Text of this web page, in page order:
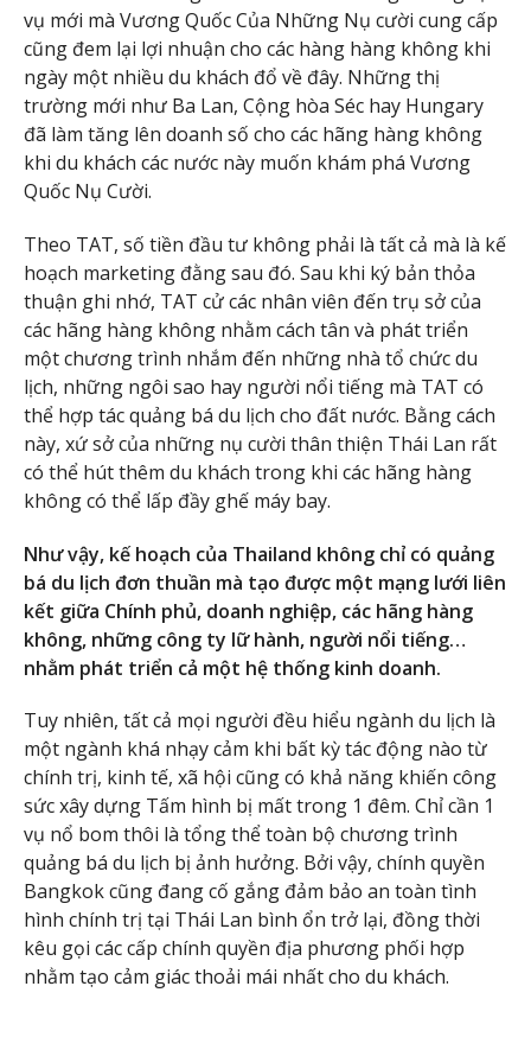
vụ mới mà Vương Quốc Của Những Nụ cười cung cấp
cũng đem lại lợi nhuận cho các hàng hàng không khi
ngày một nhiều du khách đổ về đây. Những thị
trường mới như Ba Lan, Cộng hòa Séc hay Hungary
đã làm tăng lên doanh số cho các hãng hàng không
khi du khách các nước này muốn khám phá Vương
Quốc Nụ Cười.
Theo TAT, số tiền đầu tư không phải là tất cả mà là kế
hoạch marketing đằng sau đó. Sau khi ký bản thỏa
thuận ghi nhớ, TAT cử các nhân viên đến trụ sở của
các hãng hàng không nhằm cách tân và phát triển
một chương trình nhắm đến những nhà tổ chức du
lịch, những ngôi sao hay người nổi tiếng mà TAT có
thể hợp tác quảng bá du lịch cho đất nước. Bằng cách
này, xứ sở của những nụ cười thân thiện Thái Lan rất
có thể hút thêm du khách trong khi các hãng hàng
không có thể lấp đầy ghế máy bay.
Như vậy, kế hoạch của Thailand không chỉ có quảng
bá du lịch đơn thuần mà tạo được một mạng lưới liên
kết giữa Chính phủ, doanh nghiệp, các hãng hàng
không, những công ty lữ hành, người nổi tiếng…
nhằm phát triển cả một hệ thống kinh doanh.
Tuy nhiên, tất cả mọi người đều hiểu ngành du lịch là
một ngành khá nhạy cảm khi bất kỳ tác động nào từ
chính trị, kinh tế, xã hội cũng có khả năng khiến công
sức xây dựng Tấm hình bị mất trong 1 đêm. Chỉ cần 1
vụ nổ bom thôi là tổng thể toàn bộ chương trình
quảng bá du lịch bị ảnh hưởng. Bởi vậy, chính quyền
Bangkok cũng đang cố gắng đảm bảo an toàn tình
hình chính trị tại Thái Lan bình ổn trở lại, đồng thời
kêu gọi các cấp chính quyền địa phương phối hợp
nhằm tạo cảm giác thoải mái nhất cho du khách.